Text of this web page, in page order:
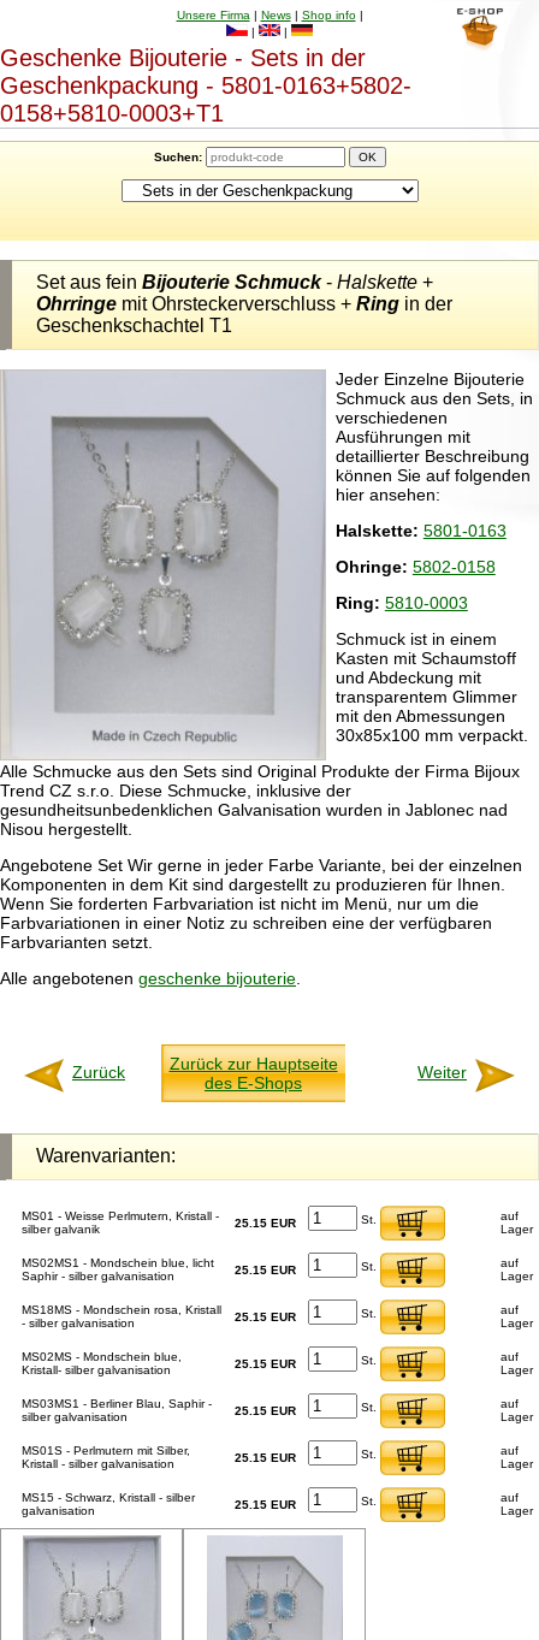
Unsere Firma | News| Shop info|
|
|
Geschenke Bijouterie - Sets in der
Geschenkpackung - 5801-0163+5802-
0158+5810-0003+T1
Suchen:
Set aus fein Bijouterie Schmuck- Halskette +
Ohrringe mit Ohrsteckerverschluss + Ring in der
Geschenkschachtel T1
Jeder Einzelne Bijouterie
Schmuck aus den Sets, in
verschiedenen
Ausführungen mit
detaillierter Beschreibung
können Sie auf folgenden
hier ansehen:
Halskette: 5801-0163
Ohringe: 5802-0158
Ring: 5810-0003
Schmuck ist in einem
Kasten mit Schaumstoff
und Abdeckung mit
transparentem Glimmer
mit den Abmessungen
30x85x100 mm verpackt.
Alle Schmucke aus den Sets sind Original Produkte der Firma Bijoux
Trend CZ s.r.o. Diese Schmucke, inklusive der
gesundheitsunbedenklichen Galvanisation wurden in Jablonec nad
Nisou hergestellt.
Angebotene Set Wir gerne in jeder Farbe Variante, bei der einzelnen
Komponenten in dem Kit sind dargestellt zu produzieren für Ihnen.
Wenn Sie forderten Farbvariation ist nicht im Menü, nur um die
Farbvariationen in einer Notiz zu schreiben eine der verfügbaren
Farbvarianten setzt.
Alle angebotenen geschenke bijouterie
Zurück
Zurück zur Hauptseite
des E-Shops
Weiter
Warenvarianten:
MS01 - Weisse Perlmutern, Kristall -
silber galvanik
25.15 EUR St.
auf
Lager
MS02MS1 - Mondschein blue, licht
Saphir - silber galvanisation
25.15 EUR St.
auf
Lager
MS18MS - Mondschein rosa, Kristall
- silber galvanisation
25.15 EUR St.
auf
Lager
MS02MS - Mondschein blue,
Kristall- silber galvanisation
25.15 EUR St.
auf
Lager
MS03MS1 - Berliner Blau, Saphir -
silber galvanisation
25.15 EUR St.
auf
Lager
MS01S - Perlmutern mit Silber,
Kristall - silber galvanisation
25.15 EUR St.
auf
Lager
MS15 - Schwarz, Kristall - silber
galvanisation
25.15 EUR St.
auf
Lager